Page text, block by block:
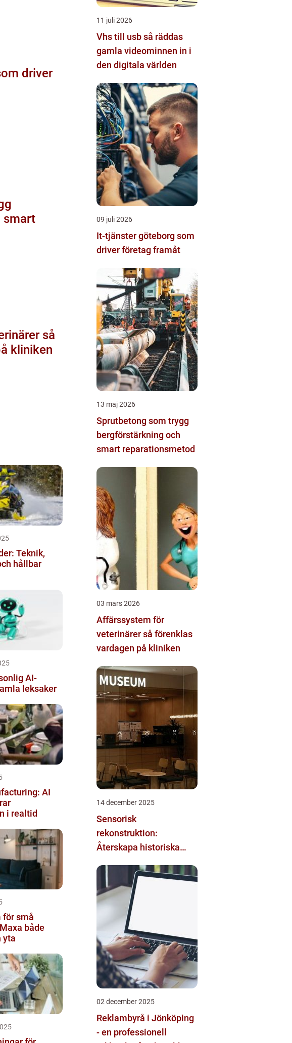
driver
smart
så
kliniken
Teknik,
hållbar
AI-
leksaker
AI
i realtid
för små
både
yta
11 juli 2026
Vhs till usb så räddas
gamla videominnen in i
den digitala världen
09 juli 2026
It-tjänster göteborg som
driver företag framåt
13 maj 2026
Sprutbetong som trygg
bergförstärkning och
smart reparationsmetod
03 mars 2026
Affärssystem för
veterinärer så förenklas
vardagen på kliniken
14 december 2025
Sensorisk
rekonstruktion:
Återskapa historiska
multimodala AI
02 december 2025
Reklambyrå i Jönköping
- en professionell